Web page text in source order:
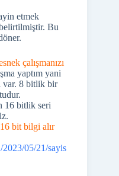
etmek
Bu
çalışmanızı
yaptım yani
var. 8 bitlik bir
16 bitlik seri
bit bilgi alır
05/21/sayis